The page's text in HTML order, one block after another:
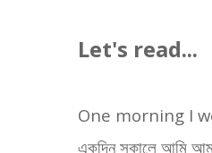
Let's read...
One morning I
একদিন সকালে আমি